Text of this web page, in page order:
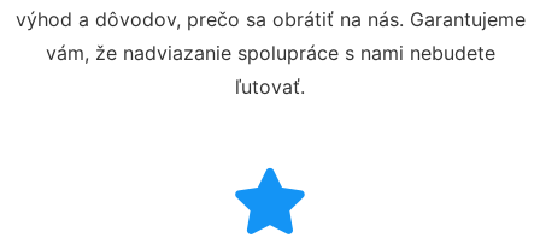
výhod a dôvodov, prečo sa obrátiť na nás. Garantujeme
vám, že nadviazanie spolupráce s nami nebudete
ľutovať.